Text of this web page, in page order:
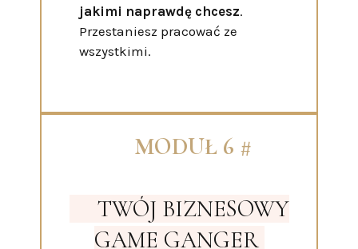
jakimi naprawdę chcesz.
Przestaniesz pracować ze
wszystkimi.
MODUŁ 6 #
TWÓJ BIZNESOWY
GAME GANGER